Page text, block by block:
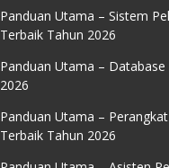
Panduan Utama – Sistem
Terbaik Tahun 2026
Panduan Utama –
2026
Panduan Utama –
Terbaik Tahun 2026